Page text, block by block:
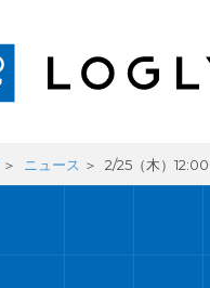
ニュース 2/25（木）